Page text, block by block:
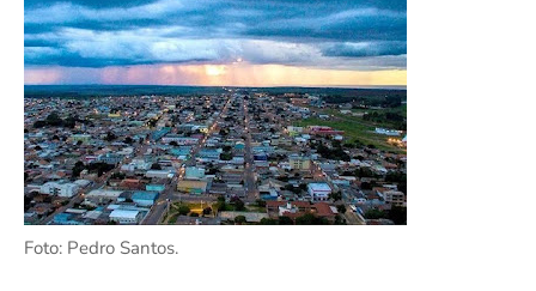
Foto: Pedro Santos.